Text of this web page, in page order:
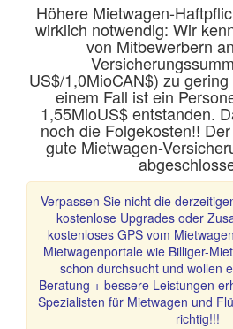
Höhere Mietwagen-
wirklich notwendig: Wir
von Mitbewerbern
US$/1,0MioCAN$) zu
einem Fall ist ein
1,55MioUS$ entstanden.
noch die Folgekosten!!
gute Mietwagen-
Verpassen Sie nicht die
kostenlose Upgrades oder
kostenloses GPS vom
Mietwagenportale wie Billiger-
schon durchsucht und wollen
Beratung + bessere Leistungen
Spezialisten für Mietwagen und
richtig!!!